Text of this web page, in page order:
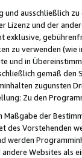
ausschließlich
Lizenz und der
zu verwenden
und in
gemäß
zugunsten
Zu den
Maßgabe der
des Vorstehenden
werden
Websites als